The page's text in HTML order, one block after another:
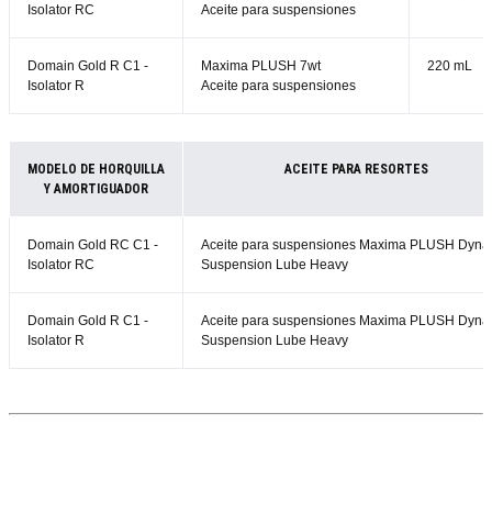
Isolator RC
Aceite para suspensiones
Domain Gold R C1 -
Isolator R
Maxima PLUSH 7wt
Aceite para suspensiones
220 mL
MODELO DE HORQUILLA
Y AMORTIGUADOR
ACEITE PARA RESORTES
Domain Gold RC C1 -
Isolator RC
Aceite para suspensiones Maxima PLUSH
Suspension Lube Heavy
Domain Gold R C1 -
Isolator R
Aceite para suspensiones Maxima PLUSH
Suspension Lube Heavy